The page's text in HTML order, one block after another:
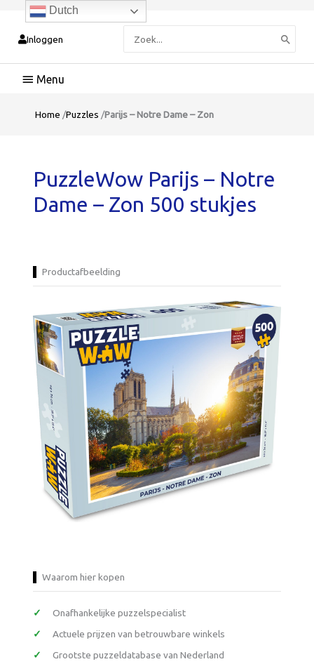
Inloggen
naar:
Hoofdmenu
Home /Puzzles /Parijs – Notre Dame – Zon
PuzzleWow Parijs – Notre
Dame – Zon 500 stukjes
Productafbeelding
Waarom hier kopen
Onafhankelijke puzzelspecialist
Actuele prijzen van betrouwbare winkels
Grootste puzzeldatabase van Nederland
Dutch